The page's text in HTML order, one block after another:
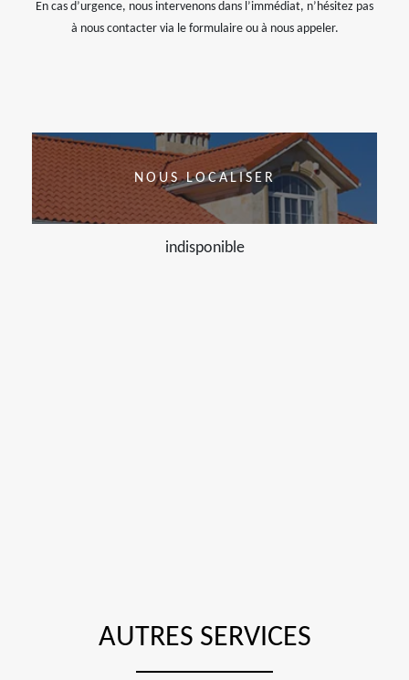
En cas d’urgence, nous intervenons dans l’immédiat, n’hésitez pas
à nous contacter via le formulaire ou à nous appeler.
NOUS LOCALISER
indisponible
AUTRES SERVICES